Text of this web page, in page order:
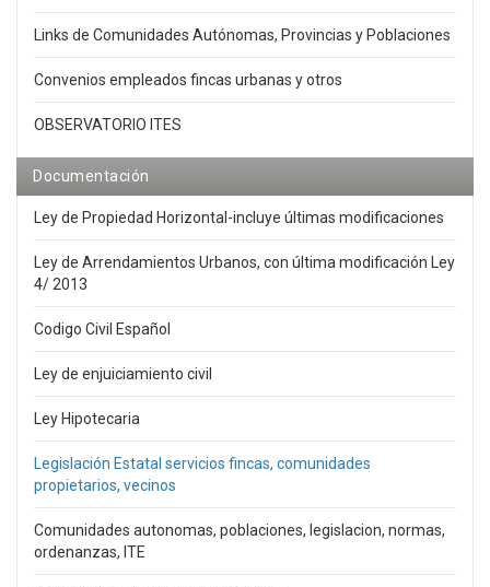
Links de Comunidades Autónomas, Provincias y Poblaciones
Convenios empleados fincas urbanas y otros
OBSERVATORIO ITES
Documentación
Ley de Propiedad Horizontal-incluye últimas modificaciones
Ley de Arrendamientos Urbanos, con última modificación Ley
4/ 2013
Codigo Civil Español
Ley de enjuiciamiento civil
Ley Hipotecaria
Legislación Estatal servicios fincas, comunidades
propietarios, vecinos
Comunidades autonomas, poblaciones, legislacion, normas,
ordenanzas, ITE